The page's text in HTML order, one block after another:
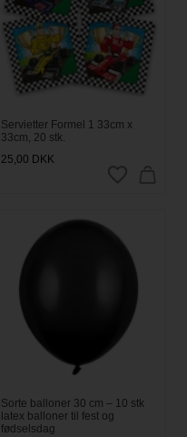
Servietter Formel 1 33cm x
33cm, 20 stk.
25,00 DKK
Sorte balloner 30 cm – 10 stk
latex balloner til fest og
fødselsdag